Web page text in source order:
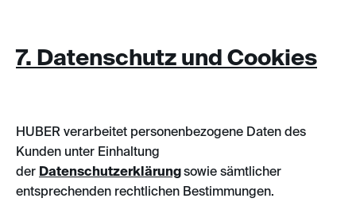
7. Datenschutz und Cookies
HUBER verarbeitet personenbezogene Daten des
Kunden unter Einhaltung
der Datenschutzerklärungsowie sämtlicher
entsprechenden rechtlichen Bestimmungen.